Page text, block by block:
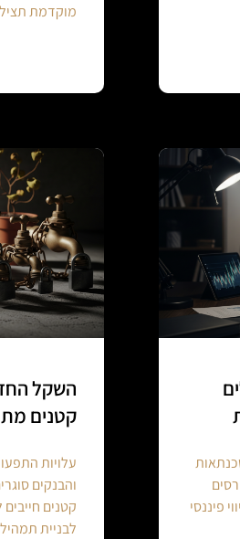
מוקדמת
פיננסי
השקל
קטנים
עלויות
והבנקים
קטנים
לבניית